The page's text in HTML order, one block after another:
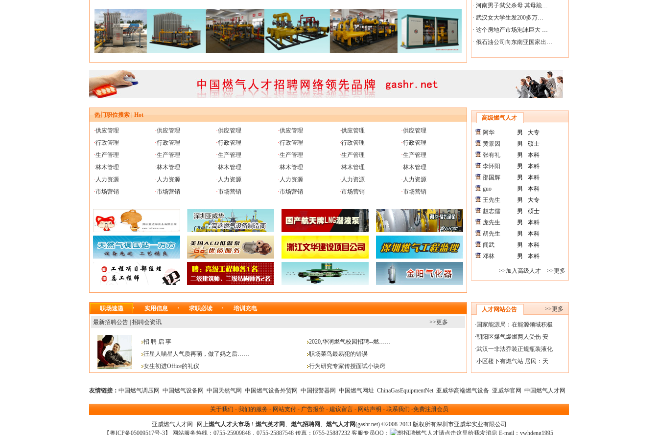
· 河南男子弑父杀母 其母跪…
· 武汉女大学生发200多万…
· 这个房地产市场泡沫巨大 …
· 俄石油公司向东南亚国家出…
热门职位搜索 | Hot
·供应管理 ·供应管理 ·供应管理 ·供应管理 ·供应管理 ·供应管理
·行政管理 ·行政管理 ·行政管理 ·行政管理 ·行政管理 ·行政管理
·生产管理 ·生产管理 ·生产管理 ·生产管理 ·生产管理 ·生产管理
·林木管理 ·林木管理 ·林木管理 ·林木管理 ·林木管理 ·林木管理
· 人力资源 · 人力资源 · 人力资源 · 人力资源 · 人力资源 · 人力资源
·市场营销 ·市场营销 ·市场营销 ·市场营销 ·市场营销 ·市场营销
高级燃气人才
阿华 男
大专
黄景因
男
硕士
张有礼
男
本科
李怀阳
男
本科
邵国辉
男
本科
guo
男
本科
王先生
男
大专
赵志儒
男
硕士
庞先生
男
本科
胡先生
男
本科
闻武
男
本科
邓林
男 本科
>>加入高级人才 >>更多
职场速递 实用信息 求职必读
培训充电
最新招聘公告 招聘会资讯 >>更多
招 聘 启 事
汪星人喵星人气质再萌，做了妈之后……
女生初进Office的礼仪
2020,华润燃气校园招聘--燃……
职场菜鸟最易犯的错误
行为研究专家传授面试小诀窍
人才网站公告 >>更多
· 国家能源局：在能源领域积极
·朝阳区煤气爆燃两人受伤 安
·武汉一非法乔装正规瓶装液化
·小区楼下有燃气站 居民：天
友情链接： 中国燃气调压网 中国燃气设备网 中国天然气网 中国燃气设备外贸网 中国报警器网 中国燃气网址 ChinaGasEquipmentNet 亚威华高端燃气设备 亚威华官网 中国燃气人才网
关于我们 - 我们的服务 - 网站支付- 广告报价- 建议留言- 网站声明 - 联系我们 -免费注册会员
亚威燃气人才网--网上燃气人才大市场！ 燃气英才网 、 燃气招聘网 、 燃气人才网(gashr.net) ©2008-2013 版权所有深圳市亚威华实业有限公司
【粤ICP备05009517号-3】 网站服务热线：0755-25909848，0755-25887548 传真：0755-25887232 客服专员QQ： E-mail： ywhdeng1995